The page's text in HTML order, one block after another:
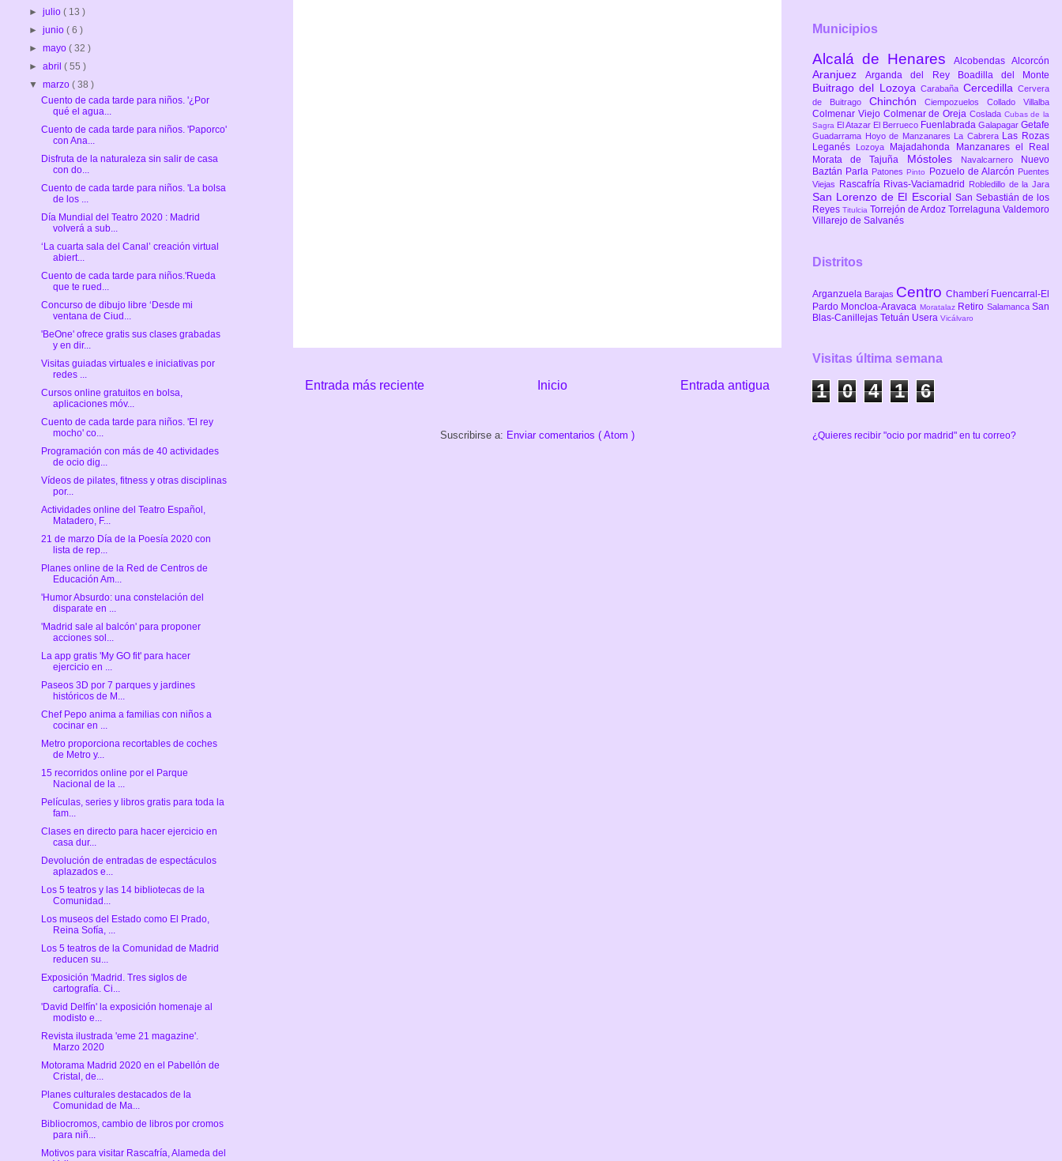
Entrada más reciente Entrada antigua
Inicio
Suscribirse a: Enviar comentarios ( Atom )
►julio( 13 )
►junio( 6 )
►mayo( 32 )
►abril( 55 )
▼marzo( 38 )
Cuento de cada tarde para niños. '¿Por
qué el agua...
Cuento de cada tarde para niños. 'Paporco'
con Ana...
Disfruta de la naturaleza sin salir de casa
con do...
Cuento de cada tarde para niños. 'La bolsa
de los ...
Día Mundial del Teatro 2020 : Madrid
volverá a sub...
‘La cuarta sala del Canal’ creación virtual
abiert...
Cuento de cada tarde para niños.'Rueda
que te rued...
Concurso de dibujo libre ‘Desde mi
ventana de Ciud...
'BeOne' ofrece gratis sus clases grabadas
y en dir...
Visitas guiadas virtuales e iniciativas por
redes ...
Cursos online gratuitos en bolsa,
aplicaciones móv...
Cuento de cada tarde para niños. 'El rey
mocho' co...
Programación con más de 40 actividades
de ocio dig...
Vídeos de pilates, fitness y otras disciplinas
por...
Actividades online del Teatro Español,
Matadero, F...
21 de marzo Día de la Poesía 2020 con
lista de rep...
Planes online de la Red de Centros de
Educación Am...
'Humor Absurdo: una constelación del
disparate en ...
'Madrid sale al balcón' para proponer
acciones sol...
La app gratis 'My GO fit' para hacer
ejercicio en ...
Paseos 3D por 7 parques y jardines
históricos de M...
Chef Pepo anima a familias con niños a
cocinar en ...
Metro proporciona recortables de coches
de Metro y...
15 recorridos online por el Parque
Nacional de la ...
Películas, series y libros gratis para toda la
fam...
Clases en directo para hacer ejercicio en
casa dur...
Devolución de entradas de espectáculos
aplazados e...
Los 5 teatros y las 14 bibliotecas de la
Comunidad...
Los museos del Estado como El Prado,
Reina Sofía, ...
Los 5 teatros de la Comunidad de Madrid
reducen su...
Exposición 'Madrid. Tres siglos de
cartografía. Ci...
'David Delfín' la exposición homenaje al
modisto e...
Revista ilustrada 'eme 21 magazine'.
Marzo 2020
Motorama Madrid 2020 en el Pabellón de
Cristal, de...
Planes culturales destacados de la
Comunidad de Ma...
Bibliocromos, cambio de libros por cromos
para niñ...
Motivos para visitar Rascafría, Alameda del
Municipios
Alcalá de Henares Alcobendas Alcorcón
AranjuezArganda del Rey Boadilla del Monte
Buitrago del LozoyaCarabaña CercedillaCervera
de Buitrago ChinchónCiempozuelosCollado Villalba
Colmenar Viejo Colmenar de Oreja Coslada Cubas de la
Sagra El Atazar El Berrueco Fuenlabrada Galapagar Getafe
Guadarrama Hoyo de Manzanares La Cabrera Las Rozas
Leganés
Lozoya Majadahonda
Manzanares el Real
Morata de Tajuña Móstoles Navalcarnero
Nuevo
Baztán Parla PatonesPinto Pozuelo de Alarcón Puentes
Viejas
Rascafría Rivas-Vaciamadrid Robledillo de la Jara
San Lorenzo de El Escorial San Sebastián de los
Reyes Titulcia Torrejón de Ardoz Torrelaguna Valdemoro
Villarejo de Salvanés
Distritos
Arganzuela Barajas Centro Chamberí Fuencarral-El
Pardo Moncloa-Aravaca Moratalaz Retiro SalamancaSan
Blas-Canillejas Tetuán Usera Vicálvaro
Visitas última semana
1 0 4 1 6
¿Quieres recibir "ocio por madrid" en tu correo?